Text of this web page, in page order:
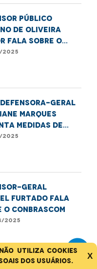
utiliza cookies
dos usuários.
X
Público
de Oliveira
fala sobre o
Meu Pai, Meu
2025
geral
Marques
medidas de
à
2025
Geral
Furtado fala
o Conbrascom
2025